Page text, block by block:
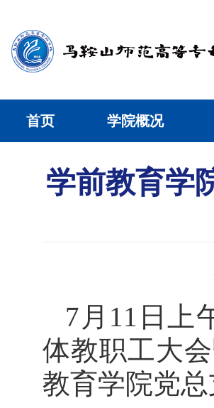
首页 学院概况
学前教育学
7月11日上
体教职工大
教育学院党